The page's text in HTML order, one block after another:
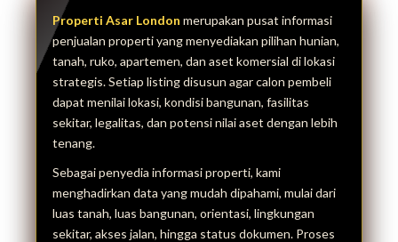
Properti Asar London merupakan pusat informasi
penjualan properti yang menyediakan pilihan hunian,
tanah, ruko, apartemen, dan aset komersial di lokasi
strategis. Setiap listing disusun agar calon pembeli
dapat menilai lokasi, kondisi bangunan, fasilitas
sekitar, legalitas, dan potensi nilai aset dengan lebih
tenang.
Sebagai penyedia informasi properti, kami
menghadirkan data yang mudah dipahami, mulai dari
luas tanah, luas bangunan, orientasi, lingkungan
sekitar, akses jalan, hingga status dokumen. Proses